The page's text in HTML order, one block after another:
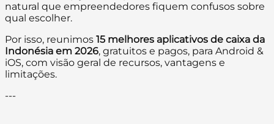
natural que empreendedores fiquem confusos sobre
qual escolher.
Por isso, reunimos 15 melhores aplicativos de caixa da
Indonésia em 2026, gratuitos e pagos, para Android &
iOS, com visão geral de recursos, vantagens e
limitações.
---